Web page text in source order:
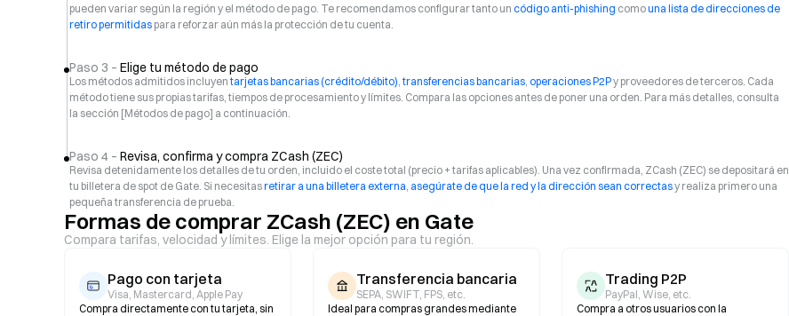
pueden variar según la región y el método de pago. Te recomendamos configurar tanto un código anti-phishing comouna lista de direcciones de
retiro permitidas para reforzar aún más la protección de tu cuenta.
Paso 3 – Elige tu método de pago
Los métodos admitidos incluyen tarjetas bancarias (crédito/débito), transferencias bancarias, operaciones P2Py proveedores de terceros. Cada
método tiene sus propias tarifas, tiempos de procesamiento y límites. Compara las opciones antes de poner una orden. Para más detalles, consulta
la sección [Métodos de pago] a continuación.
Paso 4 – Revisa, confirma y compra ZCash (ZEC)
Revisa detenidamente los detalles de tu orden, incluido el coste total (precio + tarifas aplicables). Una vez confirmada, ZCash (ZEC) se depositará en
tu billetera de spot de Gate. Si necesitasretirar a una billetera externa, asegúrate de que la red y la dirección sean correctasy realiza primero una
pequeña transferencia de prueba.
Formas de comprar ZCash (ZEC) en Gate
Compara tarifas, velocidad y límites. Elige la mejor opción para tu región.
Pago con tarjeta
Visa, Mastercard, Apple Pay
Compra directamente con tu tarjeta, sin
Transferencia bancaria
SEPA, SWIFT, FPS, etc.
Ideal para compras grandes mediante
Trading P2P
PayPal, Wise, etc.
Compra a otros usuarios con la